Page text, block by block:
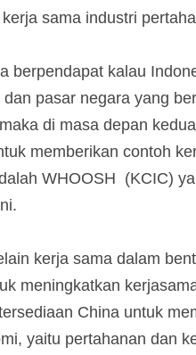
sama industri
berpendapat kalau
dan pasar negara yang
di masa depan
memberikan contoh
WHOOSH (KCIC)
kerja sama dalam
meningkatkan
China untuk
yaitu pertahanan dan